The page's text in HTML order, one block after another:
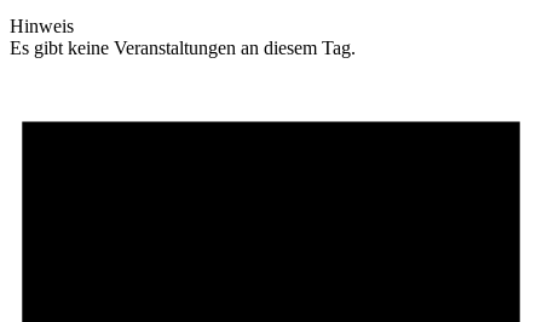
Hinweis
Es gibt keine Veranstaltungen an diesem Tag.